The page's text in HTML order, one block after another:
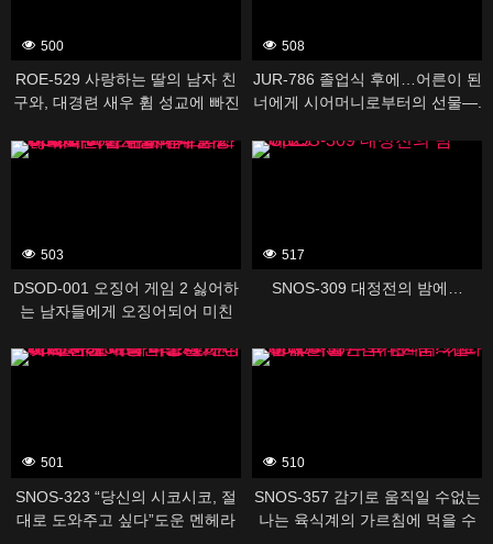
500
ROE-529 사랑하는 딸의 남자 친
구와, 대경련 새우 휨 성교에 빠진
508
JUR-786 졸업식 후에…어른이 된
너에게 시어머니로부터의 선물―.
388367
503
DSOD-001 오징어 게임 2 싫어하
는 남자들에게 오징어되어 미친
나 나카마루 미라이 마츠마루 카
388523
517
SNOS-309 대정전의 밤에…
388527
501
SNOS-323 “당신의 시코시코, 절
대로 도와주고 싶다”도운 멘헤라
388535
510
SNOS-357 감기로 움직일 수없는
나는 육식계의 가르침에 먹을 수